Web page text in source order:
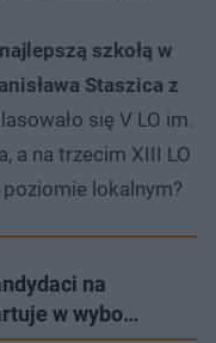
najlepszą szkołą w
Staszica z
się V LO im.
a na trzecim XIII LO
lokalnym?
na
w wybo…